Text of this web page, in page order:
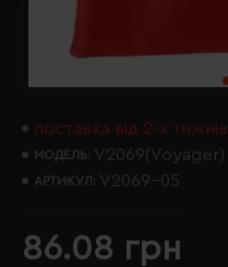
поставка від 2-х тижнів
МОДЕЛЬ: V2069(Voyager)
АРТИКУЛ: V2069-05
86.08 грн